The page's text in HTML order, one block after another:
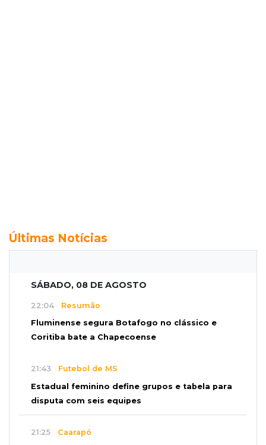
Últimas Notícias
SÁBADO, 08 DE AGOSTO
22:04 Resumão
Fluminense segura Botafogo no clássico e
Coritiba bate a Chapecoense
21:43 Futebol de MS
Estadual feminino define grupos e tabela para
disputa com seis equipes
21:25 Caarapó